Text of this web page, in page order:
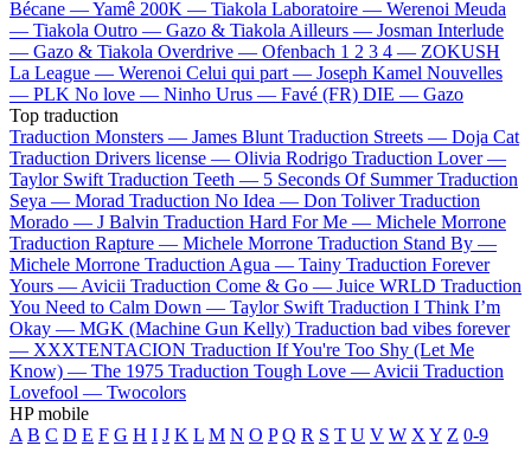
Bécane —Yamê 200K — Tiakola Laboratoire — Werenoi Meuda
— Tiakola Outro — Gazo & Tiakola Ailleurs — Josman Interlude
— Gazo & Tiakola Overdrive — Ofenbach 1 2 3 4 — ZOKUSH
La League — Werenoi Celui qui part — Joseph Kamel Nouvelles
— PLK No love — Ninho Urus — Favé (FR) DIE — Gazo
Top traduction
Traduction Monsters — James Blunt Traduction Streets — Doja Cat
Traduction Drivers license — Olivia Rodrigo Traduction Lover —
Taylor Swift Traduction Teeth — 5 Seconds Of Summer Traduction
Seya — Morad Traduction No Idea — Don Toliver Traduction
Morado — J Balvin Traduction Hard For Me — Michele Morrone
Traduction Rapture — Michele Morrone Traduction Stand By —
Michele Morrone Traduction Agua — Tainy Traduction Forever
Yours — Avicii Traduction Come & Go — Juice WRLD Traduction
You Need to Calm Down — Taylor Swift Traduction I Think I’m
Okay — MGK (Machine Gun Kelly) Traduction bad vibes forever
— XXXTENTACION Traduction If You're Too Shy (Let Me
Know) — The 1975 Traduction Tough Love — Avicii Traduction
Lovefool — Twocolors
HP mobile
A B C D E F G H I J K L M N O P Q R S T U V W X Y Z 0-9